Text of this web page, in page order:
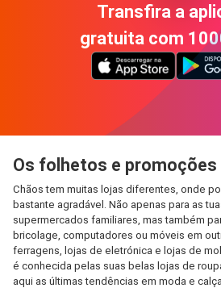
Transfira a
gratuita com
Os folhetos e promoções
Chãos tem muitas lojas diferentes, onde
bastante agradável. Não apenas para as
supermercados familiares, mas também
bricolage, computadores ou móveis em
ferragens, lojas de eletrónica e lojas de
é conhecida pelas suas belas lojas de
aqui as últimas tendências em moda e